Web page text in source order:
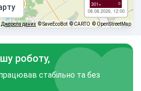
301+ 0
08.08.2026, 12:00
Джерела даних © SaveEcoBot © CARTO © OpenStreetMap
роботу,
стабільно та без